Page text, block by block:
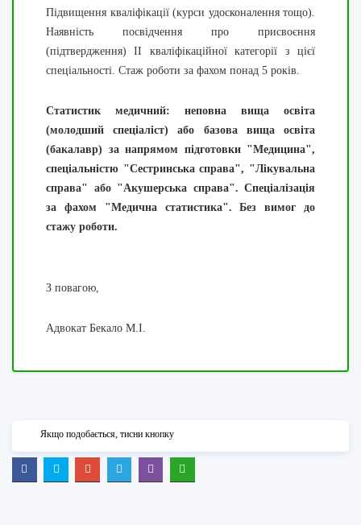
Підвищення кваліфікації (курси удосконалення тощо).
Наявність посвідчення про присвоєння
(підтвердження) II кваліфікаційної категорії з цієї
спеціальності. Стаж роботи за фахом понад 5 років.
Статистик медичний: неповна вища освіта
(молодший спеціаліст) або базова вища освіта
(бакалавр) за напрямом підготовки "Медицина",
спеціальністю "Сестринська справа", "Лікувальна
справа" або "Акушерська справа". Спеціалізація
за фахом "Медична статистика". Без вимог до
стажу роботи.
З повагою,
Адвокат Бекало М.І.
Якщо подобається, тисни кнопку